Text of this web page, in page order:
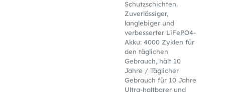
Schutzschichten.
Zuverlässiger,
langlebiger und
verbesserter LiFePO4-
Akku: 4000 Zyklen für
den täglichen
Gebrauch, hält 10
Jahre / Täglicher
Gebrauch für 10 Jahre
Ultra-haltbarer und